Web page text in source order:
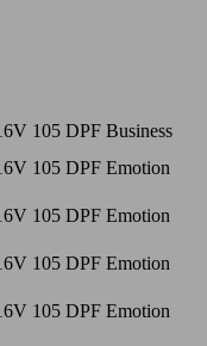
105 DPF Business
105 DPF Emotion
105 DPF Emotion
105 DPF Emotion
105 DPF Emotion